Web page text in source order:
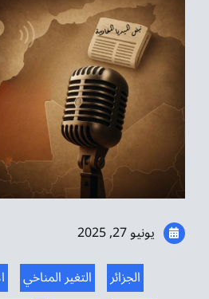
يونيو 27, 2025
التغير المناخي
الجزائر